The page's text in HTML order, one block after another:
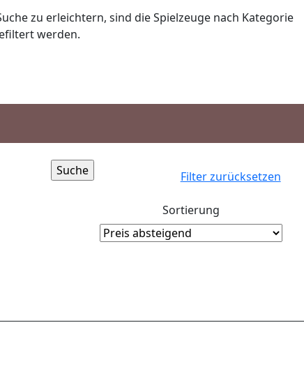
zu erleichtern, sind die Spielzeuge nach Kategorie
werden.
Filter zurücksetzen
Sortierung